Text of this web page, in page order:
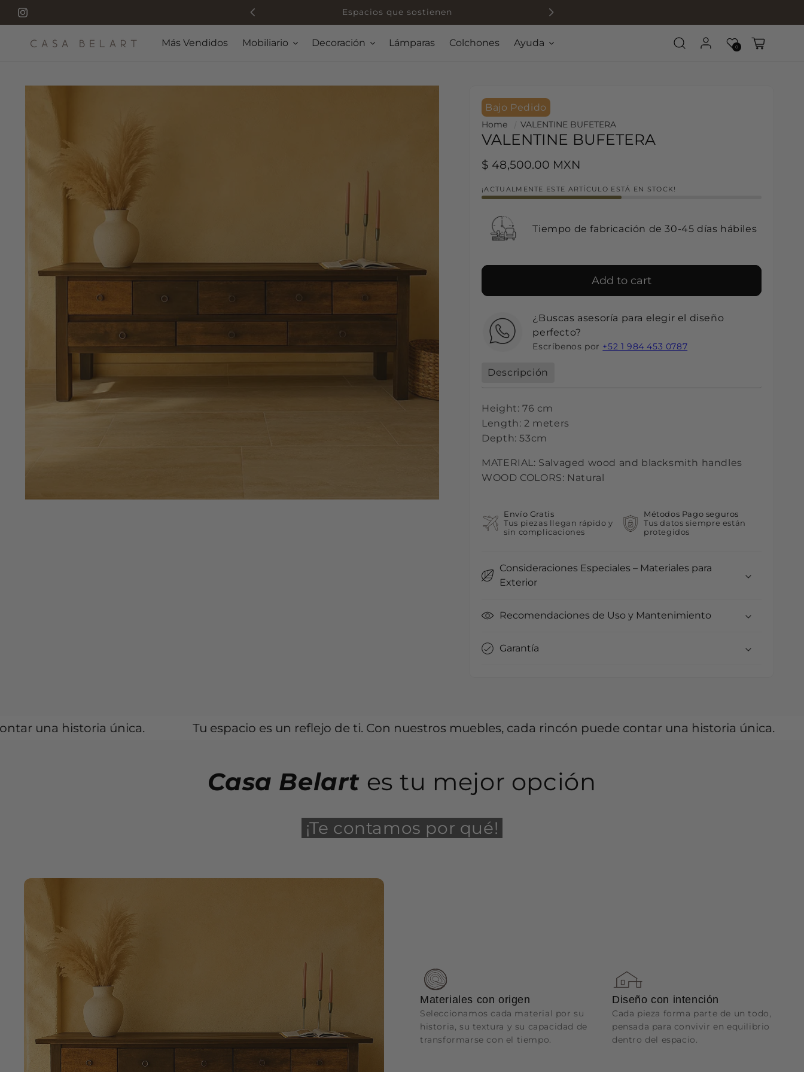
Instagram
madera y tiempo: el origen de cada pieza. Espacios que sostienen
Más Vendidos Mobiliario Decoración Lámparas Colchones Ayuda Log in Wishlist
0 Cart
Bajo Pedido
Home VALENTINE BUFETERA
VALENTINE BUFETERA
Regular price
$ 48,500.00 MXN
¡ACTUALMENTE ESTE ARTÍCULO ESTÁ EN STOCK!
Tiempo de fabricación de 30-45 días hábiles
Add to cart
¿Buscas asesoría para elegir el diseño
perfecto?
Escríbenos por +52 1 984 453 0787
Descripción
Height: 76 cm
Length: 2 meters
Depth: 53cm
MATERIAL: Salvaged wood and blacksmith handles
WOOD COLORS: Natural
Envío Gratis
Tus piezas llegan rápido y
sin complicaciones
Métodos Pago seguros
Tus datos siempre están
protegidos
Consideraciones Especiales – Materiales para
Exterior
Recomendaciones de Uso y Mantenimiento
Garantía
única. Tu espacio es un reflejo de ti. Con nuestros muebles, cada rincón puede contar una historia única. Tu
Casa Belart es tu mejor opción
¡Te contamos por qué!
Materiales con origen
Seleccionamos cada material por su
historia, su textura y su capacidad de
transformarse con el tiempo.
Diseño con intención
Cada pieza forma parte de un todo,
pensada para convivir en equilibrio
dentro del espacio.